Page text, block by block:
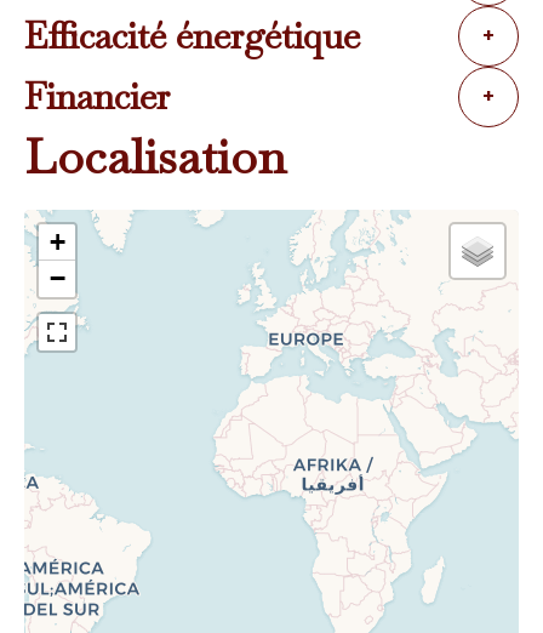
Efficacité énergétique +
Financier +
Localisation
+
−